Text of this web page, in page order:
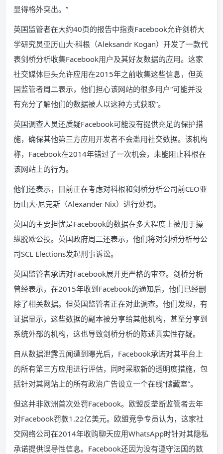
显得格外突出。”
英国监管者在大约40页的报告中指责Facebook允许剑桥大
学研究员亚历山大·科根（Aleksandr Kogan）开发了一款代
表剑桥分析收集Facebook用户及其好友数据的应用。这家
社交媒体巨头允许应用在2015年之前收集这些信息，但英
国监管者周二表示，他们担心该网站的很多用户“可能并没
有充分了解他们的数据被人以这种方式获取”。
英国调查人员还质疑Facebook可能没有提供充足的保护措
施，确保其他第三方应用开发者不会滥用社交数据。该机构
称，Facebook在2014年错过了一次机会，未能阻止科根在
该网站上的行为。
他们还表示，目前正在考虑对科根和剑桥分析公司前CEO亚
历山大·尼克斯（Alexander Nix）进行处罚。
英国的主要担忧是Facebook的数据在多大程度上被用于操
纵脱欧公投。英国政府周二还表示，他们将对剑桥分析母公
司SCL Elections发起刑事诉讼。
英国监管者承诺对Facebook展开更严格的审查。剑桥分析
曾经表示，在2015年收到Facebook的通知后，他们已经删
除了相关数据。但英国监管者正在对此调查。他们发现，有
证据显示，这些数据的副本被分享给其他机构，甚至分享到
系统外部的机构，这也导致剑桥分析的陈述真实性存疑。
自从数据泄露丑闻遭到曝光后，Facebook承诺对其平台上
的所有第三方应用进行评估，同时采取新的透明度措施，包
括针对其网站上的所有政治广告设立一个在线“储藏室”。
但这并非欧洲首次处罚Facebook。欧盟反垄断监管者去年
对Facebook罚款1.22亿美元。欧盟竞争专员认为，这家社
交网络公司在2014年收购聊天应用WhatsApp时针对其隐私
承诺提供误导性信息。Facebook还因为没有遵守法国的数